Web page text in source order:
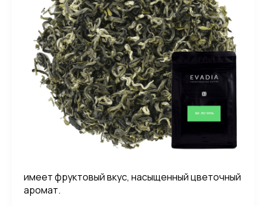
имеет фруктовый вкус, насыщенный цветочный
аромат.